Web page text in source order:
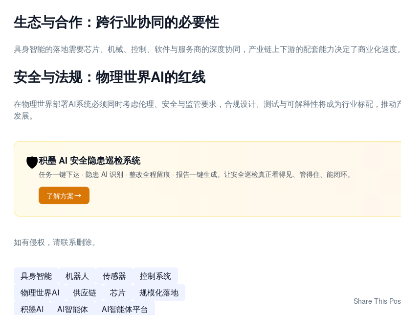
生态与合作：跨行业协同的必要性
具身智能的落地需要芯片、机械、控制、软件与服务商的深度协同，产业链上下游的配套能力决定了商业化速度。
安全与法规：物理世界AI的红线
在物理世界部署AI系统必须同时考虑伦理、安全与监管要求，合规设计、测试与可解释性将成为行业标配，推动
发展。
🛡️积墨 AI 安全隐患巡检系统
任务一键下达 · 隐患 AI 识别 · 整改全程留痕 · 报告一键生成。让安全巡检真正看得见、管得住、能闭环。
了解方案
如有侵权，请联系删除。
具身智能 机器人 传感器
控制系统
物理世界AI
供应链 芯片
规模化落地
积墨AI
AI智能体
AI智能体平台
Share This